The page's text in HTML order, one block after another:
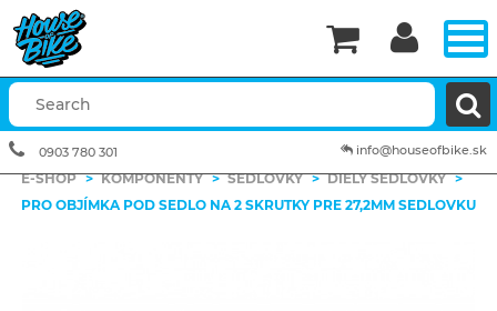
E-SHOP > KOMPONENTY > SEDLOVKY > DIELY SEDLOVKY >
PRO OBJÍMKA POD SEDLO NA 2 SKRUTKY PRE 27,2MM SEDLOVKU


info@houseofbike.sk
0903 780 301